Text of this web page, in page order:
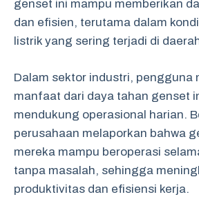
genset ini mampu memberikan
dan efisien, terutama dalam
listrik yang sering terjadi di
Dalam sektor industri, pengguna
manfaat dari daya tahan genset
mendukung operasional harian.
perusahaan melaporkan bahwa
mereka mampu beroperasi
tanpa masalah, sehingga
produktivitas dan efisiensi kerja.